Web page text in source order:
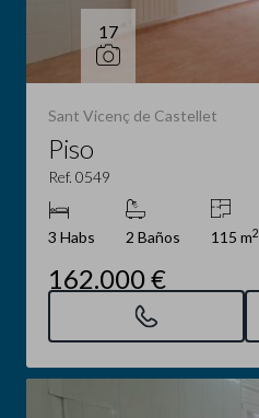
17
Sant Vicenç de Castellet
Piso
Ref. 0549
3 Habs 2 Baños 115 m2
162.000 €